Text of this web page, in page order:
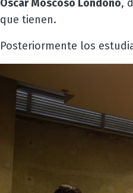
Oscar Moscoso Londoño,
que tienen.
Posteriormente los